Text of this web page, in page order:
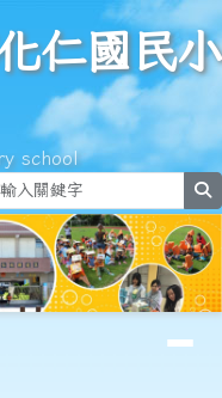
小學
仁國民小
school